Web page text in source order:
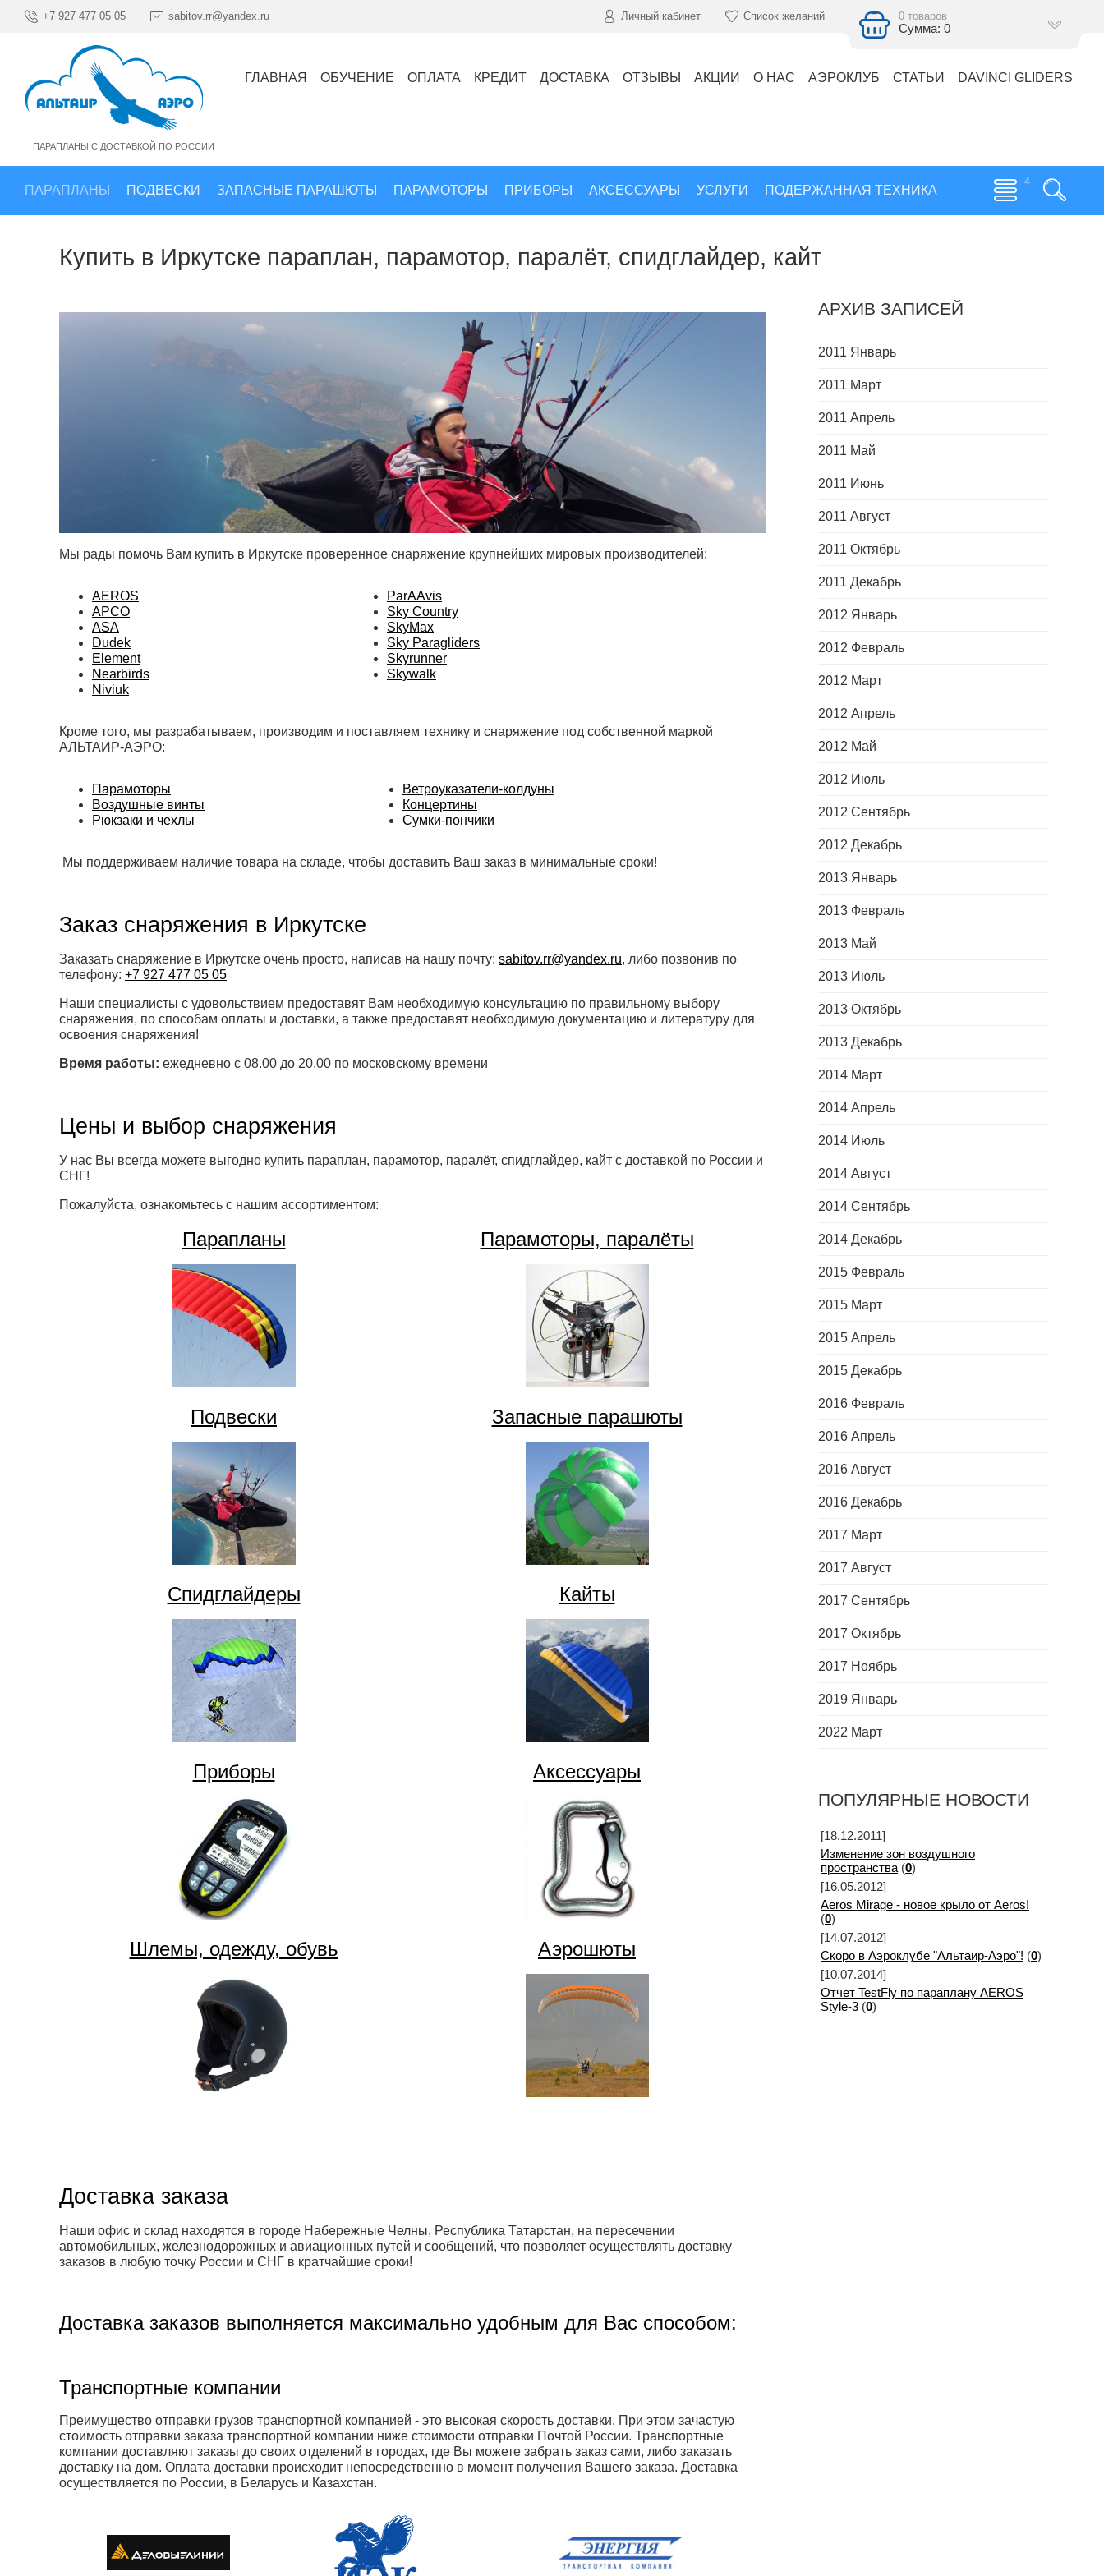
+7 927 477 05 05 sabitov.rr@yandex.ru Личный кабинет Список желаний 0 товаров
Сумма: 0
ПАРАПЛАНЫ С ДОСТАВКОЙ ПО РОССИИ
ГЛАВНАЯ ОБУЧЕНИЕ ОПЛАТА КРЕДИТ ДОСТАВКА ОТЗЫВЫ АКЦИИ О НАС АЭРОКЛУБ СТАТЬИ DAVINCI GLIDERS
ПАРАПЛАНЫ ПОДВЕСКИ ЗАПАСНЫЕ ПАРАШЮТЫ ПАРАМОТОРЫ ПРИБОРЫ АКСЕССУАРЫ УСЛУГИ ПОДЕРЖАННАЯ ТЕХНИКА
Купить в Иркутске параплан, парамотор, паралёт, спидглайдер, кайт
Мы рады помочь Вам купить в Иркутске проверенное снаряжение крупнейших мировых производителей:
AEROS
APCO
ASA
Dudek
Element
Nearbirds
Niviuk
ParAAvis
Sky Country
SkyMax
Sky Paragliders
Skyrunner
Skywalk
Кроме того, мы разрабатываем, производим и поставляем технику и снаряжение под собственной маркой
АЛЬТАИР-АЭРО:
Парамоторы
Воздушные винты
Рюкзаки и чехлы
Ветроуказатели-колдуны
Концертины
Сумки-пончики
Мы поддерживаем наличие товара на складе, чтобы доставить Ваш заказ в минимальные сроки!
Заказ снаряжения в Иркутске
Заказать снаряжение в Иркутске очень просто, написав на нашу почту: sabitov.rr@yandex.ru, либо позвонив по
телефону: +7 927 477 05 05
Наши специалисты с удовольствием предоставят Вам необходимую консультацию по правильному выбору
снаряжения, по способам оплаты и доставки, а также предоставят необходимую документацию и литературу для
освоения снаряжения!
Время работы: ежедневно с 08.00 до 20.00 по московскому времени
Цены и выбор снаряжения
У нас Вы всегда можете выгодно купить параплан, парамотор, паралёт, спидглайдер, кайт с доставкой по России и
СНГ!
Пожалуйста, ознакомьтесь с нашим ассортиментом:
Парапланы Парамоторы, паралёты
Подвески Запасные парашюты
Спидглайдеры Кайты
Приборы Аксессуары
Шлемы, одежду, обувь Аэрошюты
Доставка заказа
Наши офис и склад находятся в городе Набережные Челны, Республика Татарстан, на пересечении
автомобильных, железнодорожных и авиационных путей и сообщений, что позволяет осуществлять доставку
заказов в любую точку России и СНГ в кратчайшие сроки!
Доставка заказов выполняется максимально удобным для Вас способом:
Транспортные компании
Преимущество отправки грузов транспортной компанией - это высокая скорость доставки. При этом зачастую
стоимость отправки заказа транспортной компании ниже стоимости отправки Почтой России. Транспортные
компании доставляют заказы до своих отделений в городах, где Вы можете забрать заказ сами, либо заказать
доставку на дом. Оплата доставки происходит непосредственно в момент получения Вашего заказа. Доставка
осуществляется по России, в Беларусь и Казахстан.
АРХИВ ЗАПИСЕЙ
2011 Январь
2011 Март
2011 Апрель
2011 Май
2011 Июнь
2011 Август
2011 Октябрь
2011 Декабрь
2012 Январь
2012 Февраль
2012 Март
2012 Апрель
2012 Май
2012 Июль
2012 Сентябрь
2012 Декабрь
2013 Январь
2013 Февраль
2013 Май
2013 Июль
2013 Октябрь
2013 Декабрь
2014 Март
2014 Апрель
2014 Июль
2014 Август
2014 Сентябрь
2014 Декабрь
2015 Февраль
2015 Март
2015 Апрель
2015 Декабрь
2016 Февраль
2016 Апрель
2016 Август
2016 Декабрь
2017 Март
2017 Август
2017 Сентябрь
2017 Октябрь
2017 Ноябрь
2019 Январь
2022 Март
ПОПУЛЯРНЫЕ НОВОСТИ
[18.12.2011]
Изменение зон воздушного
пространства (0)
[16.05.2012]
Aeros Mirage - новое крыло от Aeros!
(0)
[14.07.2012]
Скоро в Аэроклубе "Альтаир-Аэро"! (0)
[10.07.2014]
Отчет TestFly по параплану AEROS
Style-3 (0)